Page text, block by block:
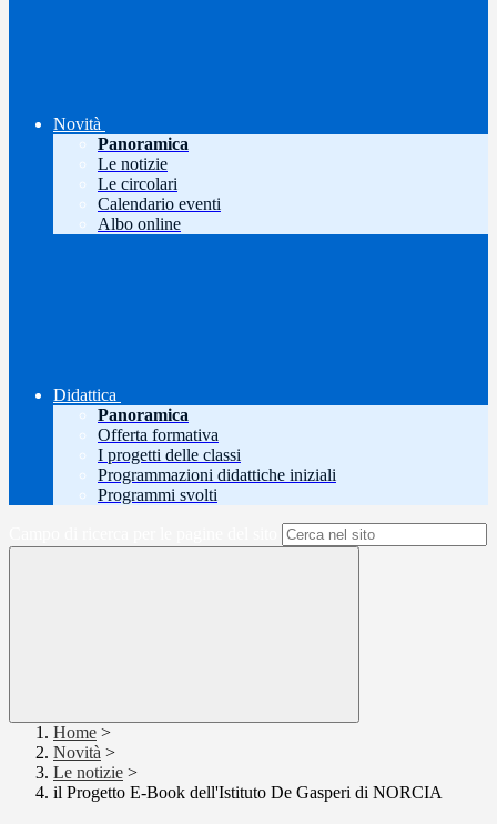
Novità
Panoramica
Le notizie
Le circolari
Calendario eventi
Albo online
Didattica
Panoramica
Offerta formativa
I progetti delle classi
Programmazioni didattiche iniziali
Programmi svolti
Home >
Novità >
Le notizie >
il Progetto E-Book dell'Istituto De Gasperi di NORCIA